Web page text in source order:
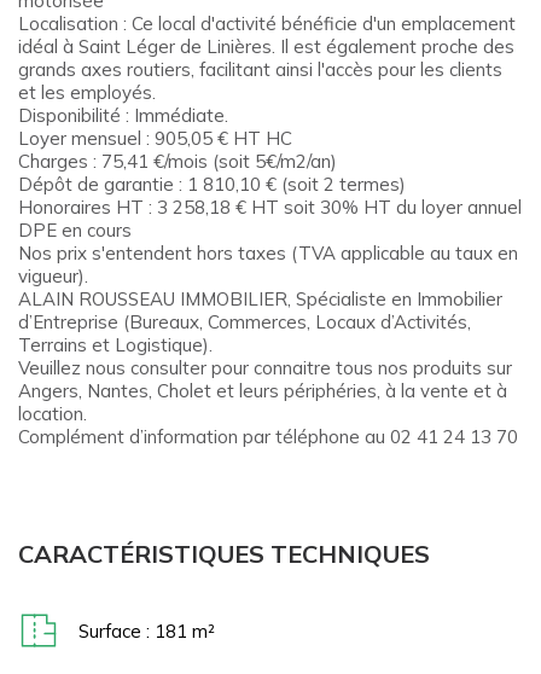
Localisation : Ce local d'activité bénéficie d'un emplacement
idéal à Saint Léger de Linières. Il est également proche des
grands axes routiers, facilitant ainsi l'accès pour les clients
et les employés.
Disponibilité : Immédiate.
Loyer mensuel : 905,05 € HT HC
Charges : 75,41 €/mois (soit 5€/m2/an)
Dépôt de garantie : 1 810,10 € (soit 2 termes)
Honoraires HT : 3 258,18 € HT soit 30% HT du loyer annuel
DPE en cours
Nos prix s'entendent hors taxes (TVA applicable au taux en
vigueur).
ALAIN ROUSSEAU IMMOBILIER, Spécialiste en Immobilier
d’Entreprise (Bureaux, Commerces, Locaux d’Activités,
Terrains et Logistique).
Veuillez nous consulter pour connaitre tous nos produits sur
Angers, Nantes, Cholet et leurs périphéries, à la vente et à
location.
Complément d’information par téléphone au 02 41 24 13 70
CARACTÉRISTIQUES TECHNIQUES
Surface : 181 m²